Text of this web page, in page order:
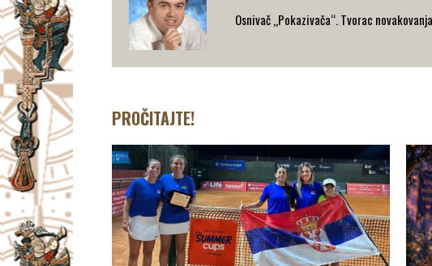
Osnivač „Pokazivača“. Tvorac
PROČITAJTE!